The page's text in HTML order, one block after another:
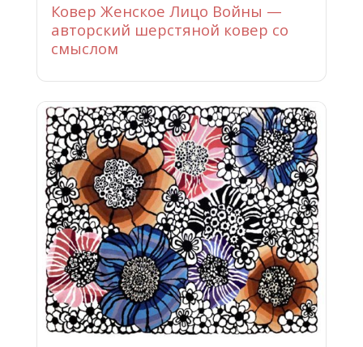
Ковер Женское Лицо Войны —
авторский шерстяной ковер со
смыслом